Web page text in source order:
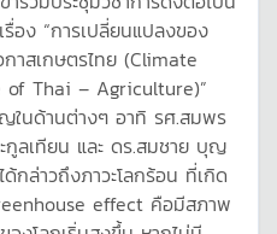
อง “การเปลี่ยนแปลงของ
าสเกษตรไทย (Climate
of Thai – Agriculture)”
ในด้านต่างๆ อาทิ รศ.สมพร
ลเทียน และ ดร.สมชาย บุญ
กล่าวถึงภาวะโลกร้อน ที่เกิด
effect คือมีสภาพ